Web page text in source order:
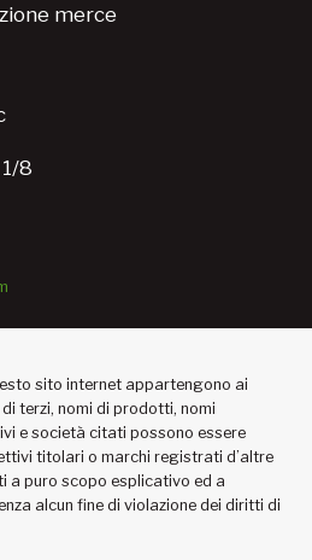
merce
8
sito internet appartengono ai
terzi, nomi di prodotti, nomi
e società citati possono essere
titolari o marchi registrati d’altre
a puro scopo esplicativo ed a
alcun fine di violazione dei diritti di